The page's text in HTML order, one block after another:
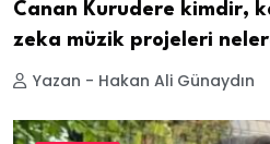
Canan Kurudere kimdir,
zeka müzik projeleri
Yazan - Hakan Ali Günaydın